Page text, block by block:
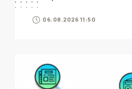
06.08.2026 11:50